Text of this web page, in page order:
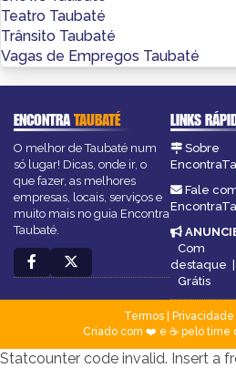
Teatro Taubaté
Trânsito Taubaté
Vagas de Empregos Taubaté
ENCONTRATAUBATÉ
O melhor de Taubaté num
só lugar! Dicas, onde ir, o
que fazer, as melhores
empresas, locais, serviços e
muito mais no guia Encontra
Taubaté.
LINKS
Sobre
Fale
Com
destaque
Grátis
Termos| Privacidade
Criado com ❤️ e ☕ pelo time
Statcounter code invalid. Insert a